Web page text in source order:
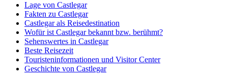
Lage von Castlegar
Fakten zu Castlegar
Castlegar als Reisedestination
Wofür ist Castlegar bekannt bzw. berühmt?
Sehenswertes in Castlegar
Beste Reisezeit
Touristeninformationen und Visitor Center
Geschichte von Castlegar